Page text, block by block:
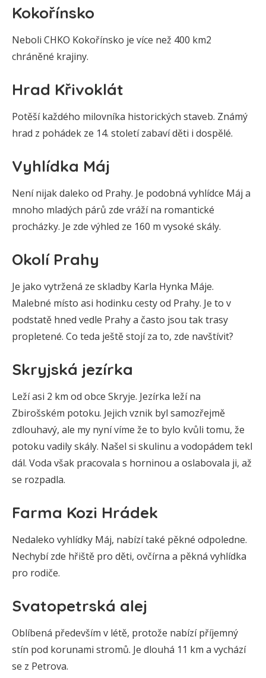
Kokořínsko
Neboli CHKO Kokořínsko je více než 400 km2
chráněné krajiny.
Hrad Křivoklát
Potěší každého milovníka historických staveb. Známý
hrad z pohádek ze 14. století zabaví děti i dospělé.
Vyhlídka Máj
Není nijak daleko od Prahy. Je podobná vyhlídce Máj a
mnoho mladých párů zde vráží na romantické
procházky. Je zde výhled ze 160 m vysoké skály.
Okolí Prahy
Je jako vytržená ze skladby Karla Hynka Máje.
Malebné místo asi hodinku cesty od Prahy. Je to v
podstatě hned vedle Prahy a často jsou tak trasy
propletené. Co teda ještě stojí za to, zde navštívit?
Skryjská jezírka
Leží asi 2 km od obce Skryje. Jezírka leží na
Zbirošském potoku. Jejich vznik byl samozřejmě
zdlouhavý, ale my nyní víme že to bylo kvůli tomu, že
potoku vadily skály. Našel si skulinu a vodopádem tekl
dál. Voda však pracovala s horninou a oslabovala ji, až
se rozpadla.
Farma Kozi Hrádek
Nedaleko vyhlídky Máj, nabízí také pěkné odpoledne.
Nechybí zde hřiště pro děti, ovčírna a pěkná vyhlídka
pro rodiče.
Svatopetrská alej
Oblíbená především v létě, protože nabízí příjemný
stín pod korunami stromů. Je dlouhá 11 km a vychází
se z Petrova.